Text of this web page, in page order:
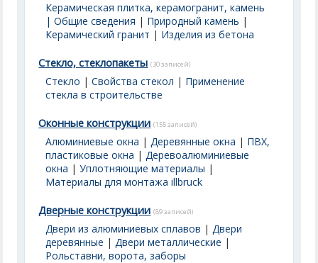
Керамическая плитка, керамогранит, камень
| Общие сведения | Природный камень |
Керамический гранит | Изделия из бетона
Стекло, стеклопакеты (30 записей)
Стекло |Свойства стекол | Применение
стекла в строительстве
Оконные конструкции (155 записей)
Алюминиевые окна |Деревянные окна | ПВХ,
пластиковые окна |Деревоалюминиевые
окна |Уплотняющие материалы |
Материалы для монтажа illbruck
Дверные конструкции (89 записей)
Двери из алюминиевых сплавов |Двери
деревянные |Двери металлические |
Рольставни, ворота, заборы